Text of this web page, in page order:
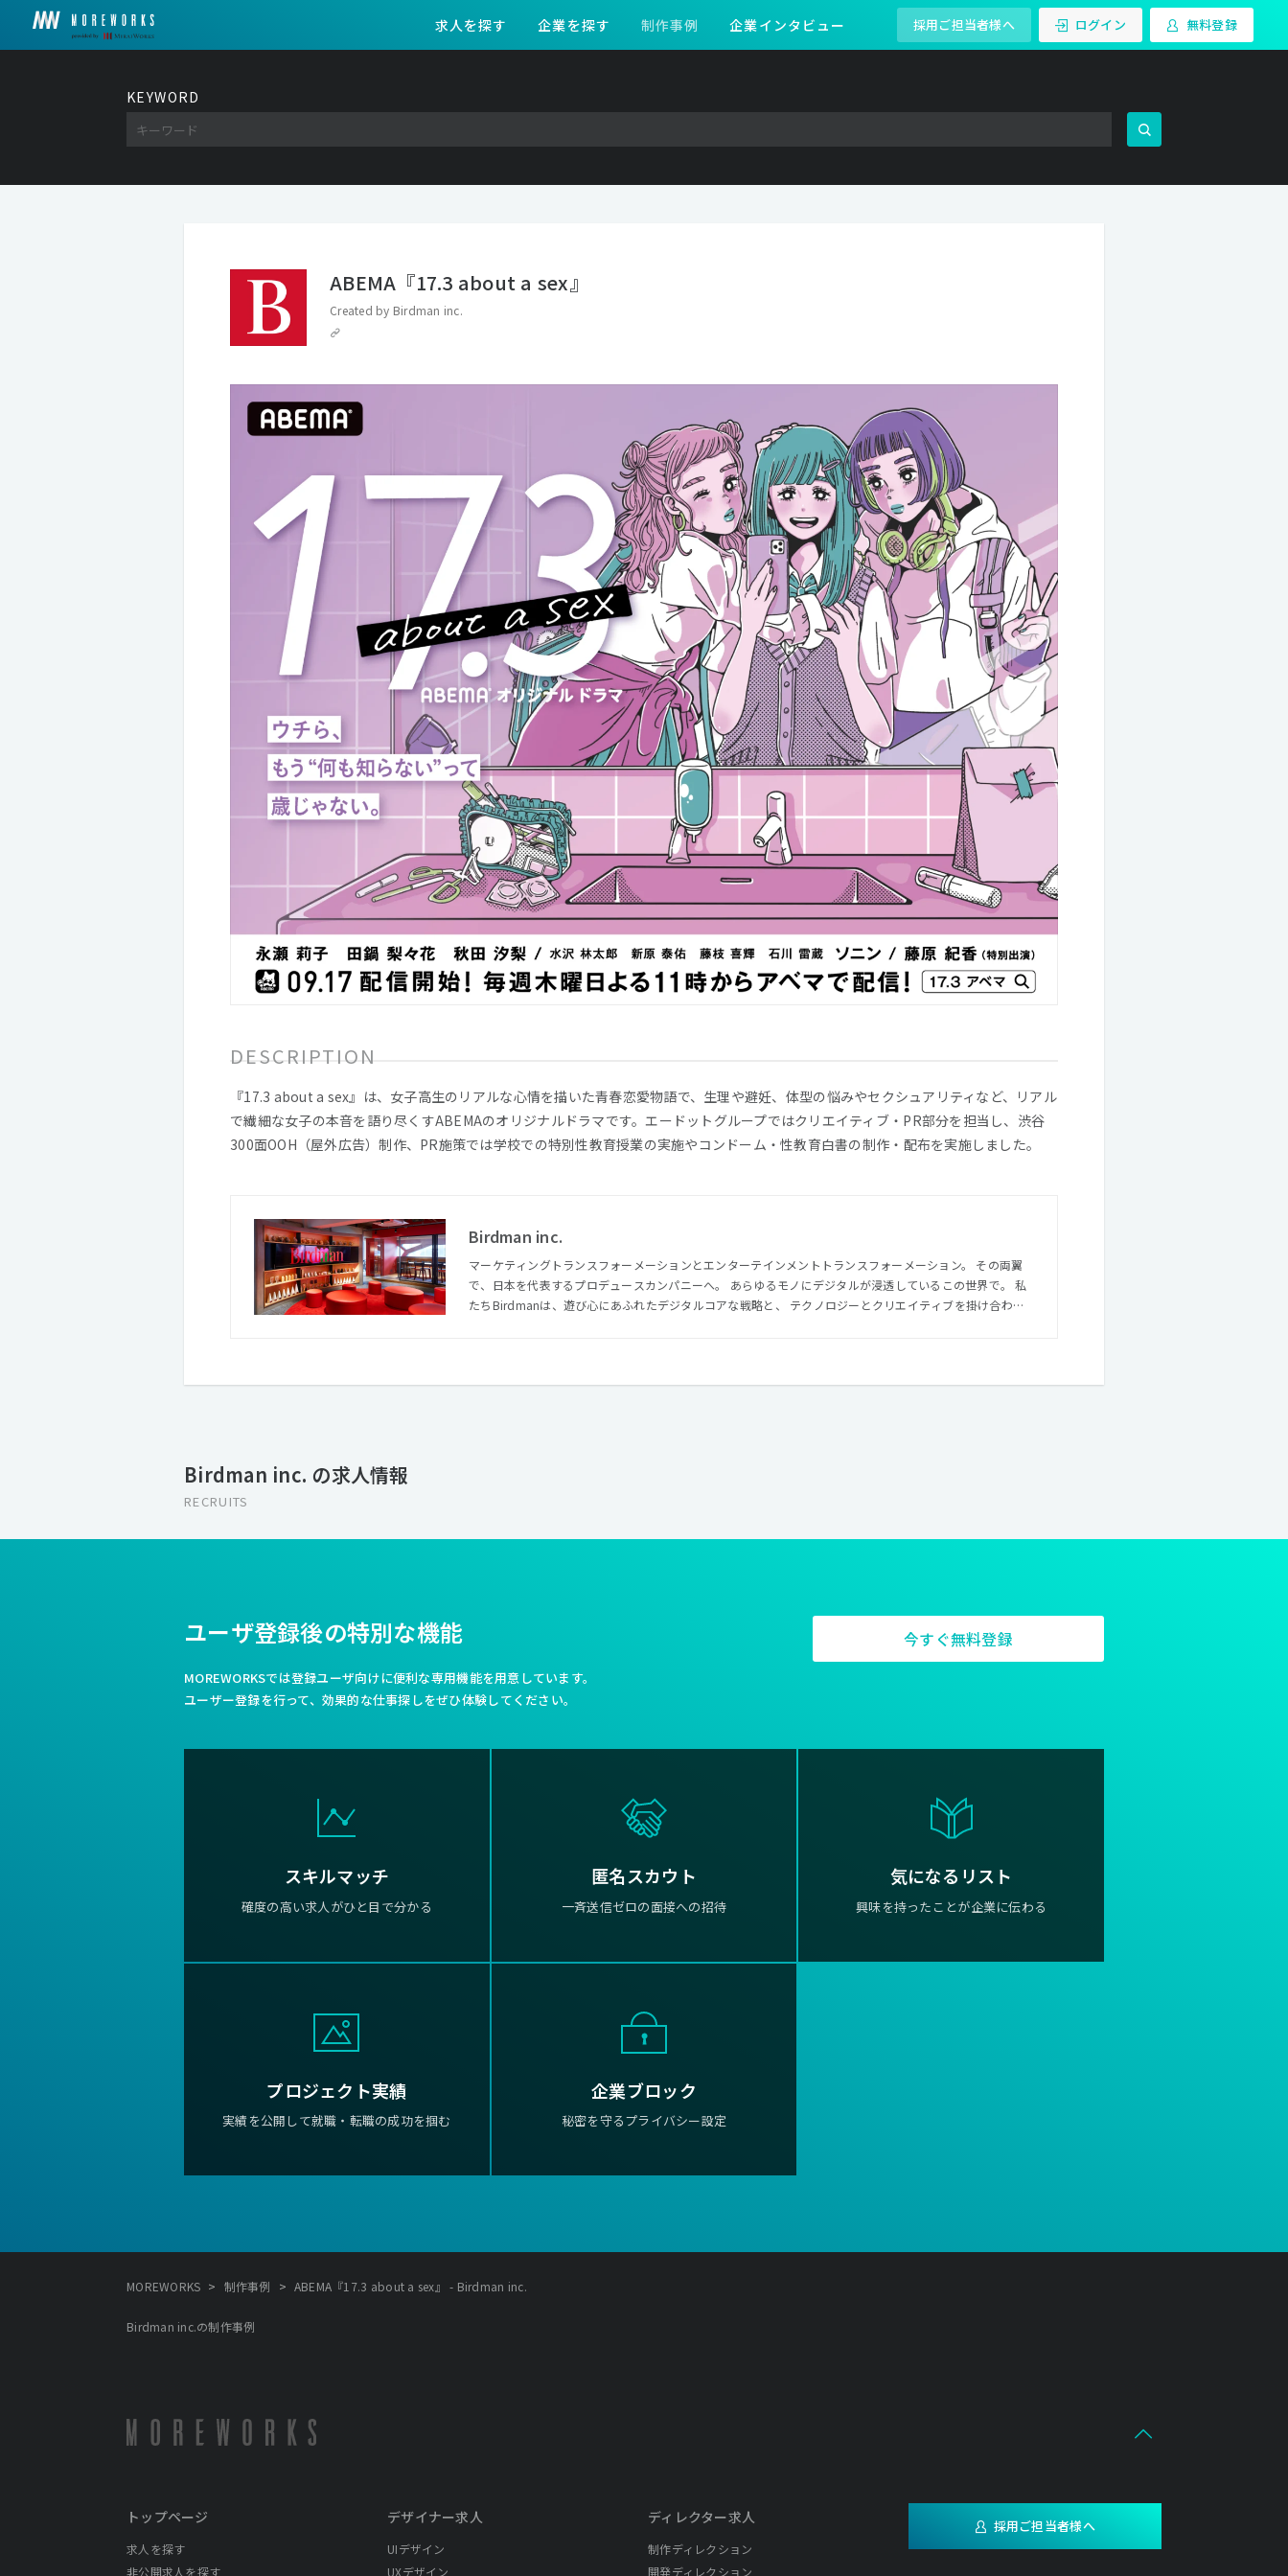
求人を探す 企業を探す 制作事例 企業インタビュー 採用ご担当者様へ ログイン 無料登録
KEYWORD
ABEMA『17.3 about a sex』
Created by Birdman inc.
DESCRIPTION
『17.3 about a sex』は、女子高生のリアルな心情を描いた青春恋愛物語で、生理や避妊、体型の悩みやセクシュアリティなど、リアル
で繊細な女子の本音を語り尽くすABEMAのオリジナルドラマです。エードットグループではクリエイティブ・PR部分を担当し、渋谷
300面OOH（屋外広告）制作、PR施策では学校での特別性教育授業の実施やコンドーム・性教育白書の制作・配布を実施しました。
Birdman inc.
マーケティングトランスフォーメーションとエンターテインメントトランスフォーメーション。 その両翼
で、日本を代表するプロデュースカンパニーへ。 あらゆるモノにデジタルが浸透しているこの世界で。 私
たちBirdmanは、遊び心にあふれたデジタルコアな戦略と、 テクノロジーとクリエイティブを掛け合わせ
イティブ”を追求し、ブランドやサービスの成長にコミットします。 【テクノロジーとクリエイティブを掛
Birdman inc. の求人情報
RECRUITS
ユーザ登録後の特別な機能
MOREWORKSでは登録ユーザ向けに便利な専用機能を用意しています。
ユーザー登録を行って、効果的な仕事探しをぜひ体験してください。
今すぐ無料登録
スキルマッチ
確度の高い求人がひと目で分かる
匿名スカウト
一斉送信ゼロの面接への招待
気になるリスト
興味を持ったことが企業に伝わる
プロジェクト実績
実績を公開して就職・転職の成功を掴む
企業ブロック
秘密を守るプライバシー設定
MOREWORKS > 制作事例 > ABEMA『17.3 about a sex』 - Birdman inc.
Birdman inc.の制作事例
トップページ
求人を探す
非公開求人を探す
デザイナー求人
UIデザイン
UXデザイン
ディレクター求人
制作ディレクション
開発ディレクション
採用ご担当者様へ